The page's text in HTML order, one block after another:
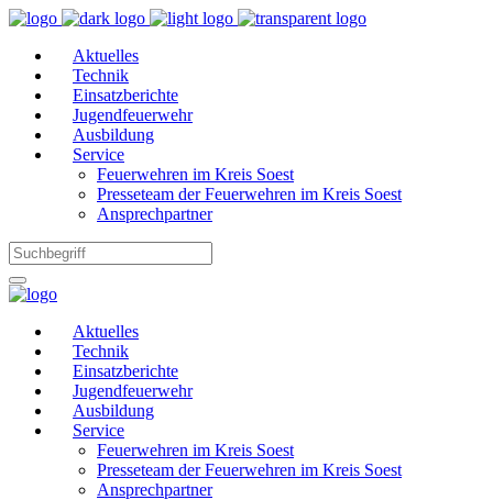
Aktuelles
Technik
Einsatzberichte
Jugendfeuerwehr
Ausbildung
Service
Feuerwehren im Kreis Soest
Presseteam der Feuerwehren im Kreis Soest
Ansprechpartner
Aktuelles
Technik
Einsatzberichte
Jugendfeuerwehr
Ausbildung
Service
Feuerwehren im Kreis Soest
Presseteam der Feuerwehren im Kreis Soest
Ansprechpartner